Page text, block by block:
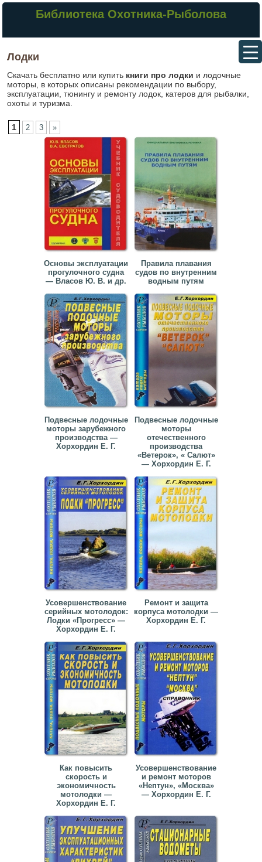
Библиотека Охотника-Рыболова
Лодки
Скачать бесплатно или купить книги про лодки и лодочные
моторы, в которых описаны рекомендации по выбору,
эксплуатации, тюнингу и ремонту лодок, катеров для рыбалки,
охоты и туризма.
1 2 3 »
Основы эксплуатации
прогулочного судна
— Власов Ю. В. и др.
Правила плавания
судов по внутренним
водным путям
Подвесные лодочные
моторы зарубежного
производства —
Хорхордин Е. Г.
Подвесные лодочные
моторы
отечественного
производства
«Ветерок», « Салют»
— Хорхордин Е. Г.
Усовершенствование
серийных мотолодок:
Лодки «Прогресс» —
Хорхордин Е. Г.
Ремонт и защита
корпуса мотолодки —
Хорхордин Е. Г.
Как повысить
скорость и
экономичность
мотолодки —
Хорхордин Е. Г.
Усовершенствование
и ремонт моторов
«Нептун», «Москва»
— Хорхордин Е. Г.